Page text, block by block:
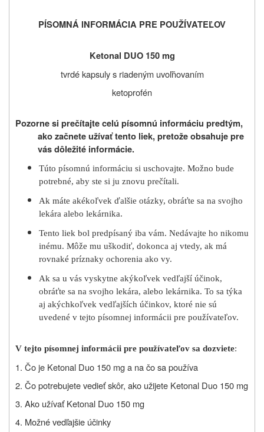
PÍSOMNÁ INFORMÁCIA PRE POUŽÍVATEĽOV
Ketonal DUO 150 mg
tvrdé kapsuly s riadeným uvoľňovaním
ketoprofén
Pozorne si prečítajte celú písomnú informáciu predtým,
ako začnete užívať tento liek, pretože obsahuje pre
vás dôležité informácie.
Túto písomnú informáciu si uschovajte. Možno bude
potrebné, aby ste si ju znovu prečítali.
Ak máte akékoľvek ďalšie otázky, obráťte sa na svojho
lekára alebo lekárnika.
Tento liek bol predpísaný iba vám. Nedávajte ho nikomu
inému. Môže mu uškodiť, dokonca aj vtedy, ak má
rovnaké príznaky ochorenia ako vy.
Ak sa u vás vyskytne akýkoľvek vedľajší účinok,
obráťte sa na svojho lekára, alebo lekárnika. To sa týka
aj akýchkoľvek vedľajších účinkov, ktoré nie sú
uvedené v tejto písomnej informácii pre používateľov.
V tejto písomnej informácii pre používateľov sa dozviete:
1. Čo je Ketonal Duo 150 mg a na čo sa používa
2. Čo potrebujete vedieť skôr, ako užijete Ketonal Duo 150 mg
3. Ako užívať Ketonal Duo 150 mg
4. Možné vedľajšie účinky